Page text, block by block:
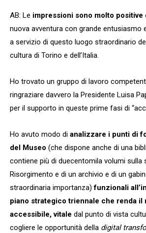
AB: Le impressioni sono molto positive
nuova avventura con grande entusiasmo
a servizio di questo luogo straordinario
cultura di Torino e dell’Italia.
Ho trovato un gruppo di lavoro
ringraziare davvero la Presidente Luisa
per il supporto in queste prime fasi di
Ho avuto modo di analizzare i punti di
del Museo (che dispone anche di una
contiene più di duecentomila volumi sulla
Risorgimento e di un archivio e di un
straordinaria importanza)funzionali
piano strategico triennale che renda il
accessibile, vitale dal punto di vista
cogliere le opportunità della digital